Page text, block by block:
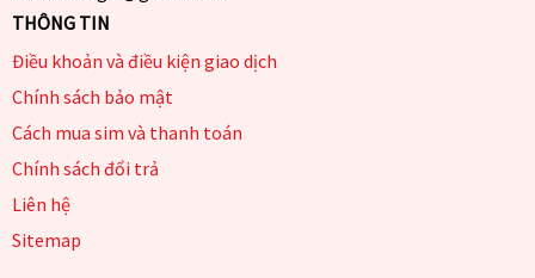
THÔNG TIN
Điều khoản và điều kiện giao dịch
Chính sách bảo mật
Cách mua sim và thanh toán
Chính sách đổi trả
Liên hệ
Sitemap